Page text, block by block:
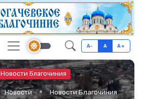
A- A A+
Новости Благочиния
Новости Новости Благочиния